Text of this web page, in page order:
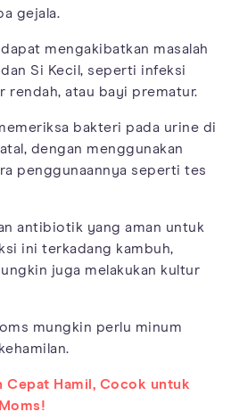
gejala.
mengakibatkan masalah
Si Kecil, seperti infeksi
rendah, atau bayi prematur.
bakteri pada urine di
dengan menggunakan
penggunaannya seperti tes
antibiotik yang aman untuk
ini terkadang kambuh,
juga melakukan kultur
mungkin perlu minum
Cepat Hamil, Cocok untuk